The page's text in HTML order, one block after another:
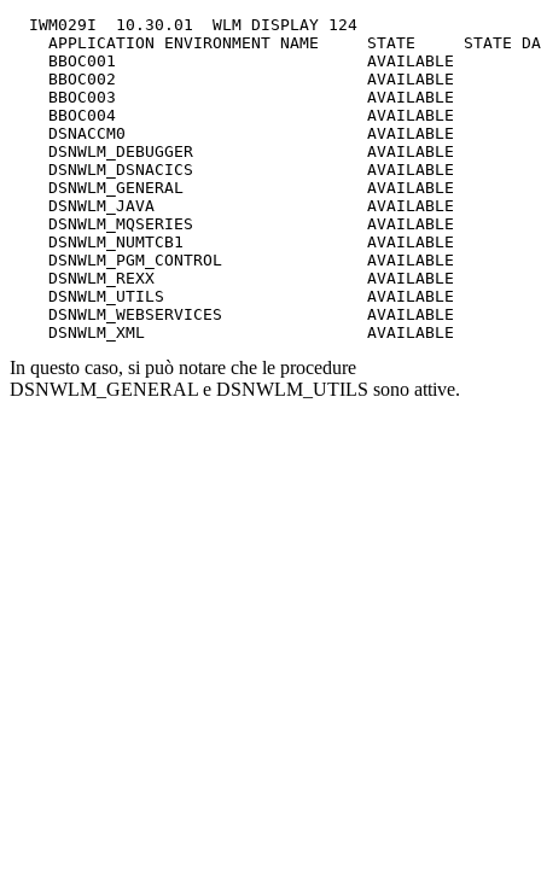
IWM029I  10.30.01  WLM
APPLICATION ENVIRONMENT NAME     STATE
BBOC001
BBOC002
BBOC003
BBOC004
DSNACCM0
DSNWLM_DEBUGGER
DSNWLM_DSNACICS
DSNWLM_GENERAL
DSNWLM_JAVA
DSNWLM_MQSERIES
DSNWLM_NUMTCB1
DSNWLM_PGM_CONTROL
DSNWLM_REXX
DSNWLM_UTILS
DSNWLM_WEBSERVICES
DSNWLM_XML
In questo caso, si può notare che le procedure
DSNWLM_GENERAL e DSNWLM_UTILS sono attive.